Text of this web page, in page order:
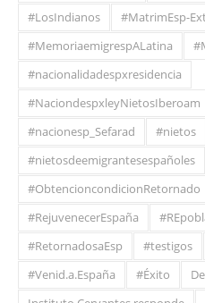
#LosIndianos
#MatrimEsp-
#MemoriaemigrespALatina
#nacionalidadespxresidencia
#NaciondespxleyNietosIberoam
#nacionesp_Sefarad
#nietos
#nietosdeemigrantesespañoles
#ObtencioncondicionRetornado
#RejuvenecerEspaña
#RetornadosaEsp
#testigos
#Venid.a.España
#Éxito